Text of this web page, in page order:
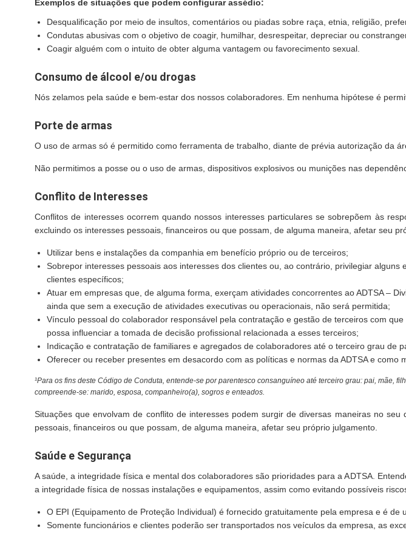
Exemplos de situações que podem configurar assédio:
Desqualificação por meio de insultos, comentários ou piadas sobre raça, etnia, religião,
Condutas abusivas com o objetivo de coagir, humilhar, desrespeitar, depreciar ou
Coagir alguém com o intuito de obter alguma vantagem ou favorecimento sexual.
Consumo de álcool e/ou drogas
Nós zelamos pela saúde e bem-estar dos nossos colaboradores. Em nenhuma hipótese é
Porte de armas
O uso de armas só é permitido como ferramenta de trabalho, diante de prévia autorização da
Não permitimos a posse ou o uso de armas, dispositivos explosivos ou munições nas
Conflito de Interesses
Conflitos de interesses ocorrem quando nossos interesses particulares se sobrepõem às
excluindo os interesses pessoais, financeiros ou que possam, de alguma maneira, afetar seu
Utilizar bens e instalações da companhia em benefício próprio ou de terceiros;
Sobrepor interesses pessoais aos interesses dos clientes ou, ao contrário, privilegiar
clientes específicos;
Atuar em empresas que, de alguma forma, exerçam atividades concorrentes ao ADTSA –
ainda que sem a execução de atividades executivas ou operacionais, não será permitida;
Vínculo pessoal do colaborador responsável pela contratação e gestão de terceiros com
possa influenciar a tomada de decisão profissional relacionada a esses terceiros;
Indicação e contratação de familiares e agregados de colaboradores até o terceiro grau de
Oferecer ou receber presentes em desacordo com as políticas e normas da ADTSA e
¹Para os fins deste Código de Conduta, entende-se por parentesco consanguíneo até terceiro grau: pai, mãe,
compreende-se: marido, esposa, companheiro(a), sogros e enteados.
Situações que envolvam de conflito de interesses podem surgir de diversas maneiras no
pessoais, financeiros ou que possam, de alguma maneira, afetar seu próprio julgamento.
Saúde e Segurança
A saúde, a integridade física e mental dos colaboradores são prioridades para a ADTSA.
a integridade física de nossas instalações e equipamentos, assim como evitando possíveis
O EPI (Equipamento de Proteção Individual) é fornecido gratuitamente pela empresa e é
Somente funcionários e clientes poderão ser transportados nos veículos da empresa, as